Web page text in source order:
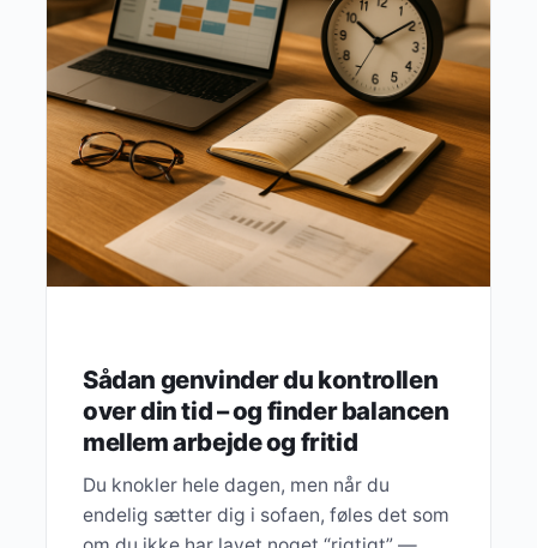
Sådan genvinder du kontrollen
over din tid – og finder balancen
mellem arbejde og fritid
Du knokler hele dagen, men når du
endelig sætter dig i sofaen, føles det som